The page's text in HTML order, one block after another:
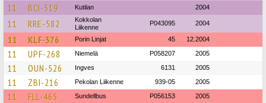
11 BCI-519 Kutilan 2004
11 RRE-582
Kokkolan
Liikenne
P043095 2004
11 KLF-376 Porin Linjat 45 12.2004
11 UPF-268 Niemelä P058207 2005
11 OUN-526 Ingves 6131 2005
11 ZBI-216 Pekolan Liikenne 939-05 2005
11 FLL-465 Sundellbus P056153 2005